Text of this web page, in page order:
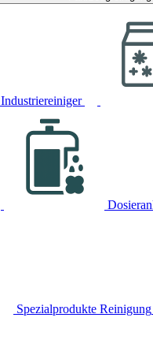
Industriereiniger
Spezialprodukte Reinigung